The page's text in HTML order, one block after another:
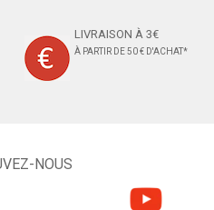
LIVRAISON À 3€
À PARTIR DE 50 € D'ACHAT*
NOUS